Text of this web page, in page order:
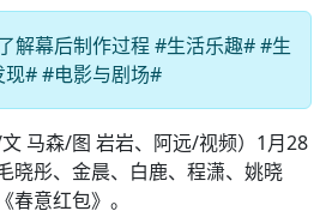
解幕后制作过程 #生活乐趣# #生
# #电影与剧场#
马森/图 岩岩、阿远/视频）1月28
晓彤、金晨、白鹿、程潇、姚晓
春意红包》。